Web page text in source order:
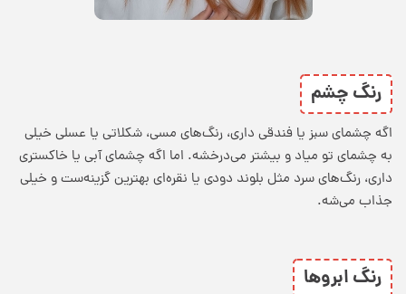
رنگ چشم
اگه چشمای سبز یا فندقی داری، رنگ‌های مسی، شکلاتی یا عسلی خیلی
به چشمای تو میاد و بیشتر می‌درخشه. اما اگه چشمای آبی یا خاکستری
داری، رنگ‌های سرد مثل بلوند دودی یا نقره‌ای بهترین گزینه‌ست و خیلی
جذاب می‌شه.
رنگ ابروها